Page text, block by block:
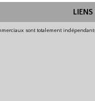
sont totalement